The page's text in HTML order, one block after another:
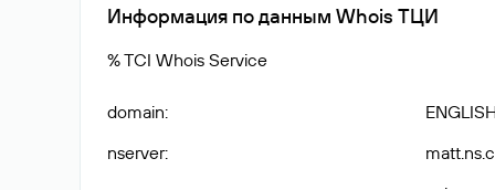
Информация по данным Whois ТЦИ
% TCI Whois Service
domain:
nserver: